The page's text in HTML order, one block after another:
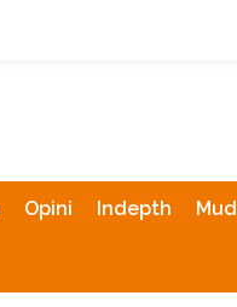
Opini Indepth